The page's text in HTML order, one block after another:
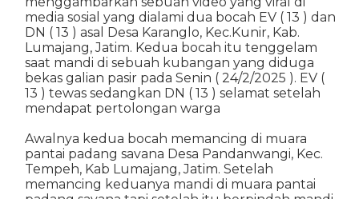
media sosial yang dialami dua bocah EV ( 13 ) dan
DN ( 13 ) asal Desa Karanglo, Kec.Kunir, Kab.
Lumajang, Jatim. Kedua bocah itu tenggelam
saat mandi di sebuah kubangan yang diduga
bekas galian pasir pada Senin ( 24/2/2025 ). EV (
13 ) tewas sedangkan DN ( 13 ) selamat setelah
mendapat pertolongan warga
Awalnya kedua bocah memancing di muara
pantai padang savana Desa Pandanwangi, Kec.
Tempeh, Kab Lumajang, Jatim. Setelah
memancing keduanya mandi di muara pantai